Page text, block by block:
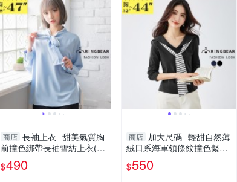
商店 長袖上衣--甜美氣質胸
前撞色綁帶長袖雪紡上衣(藍
XL-3L)-I149眼圈熊中大尺碼
$490
商店 加大尺碼--輕甜自然薄
絨日系海軍領條紋撞色繫帶
長袖上衣(黑.藍M-2L)-X699
眼圈熊中大尺碼
$550